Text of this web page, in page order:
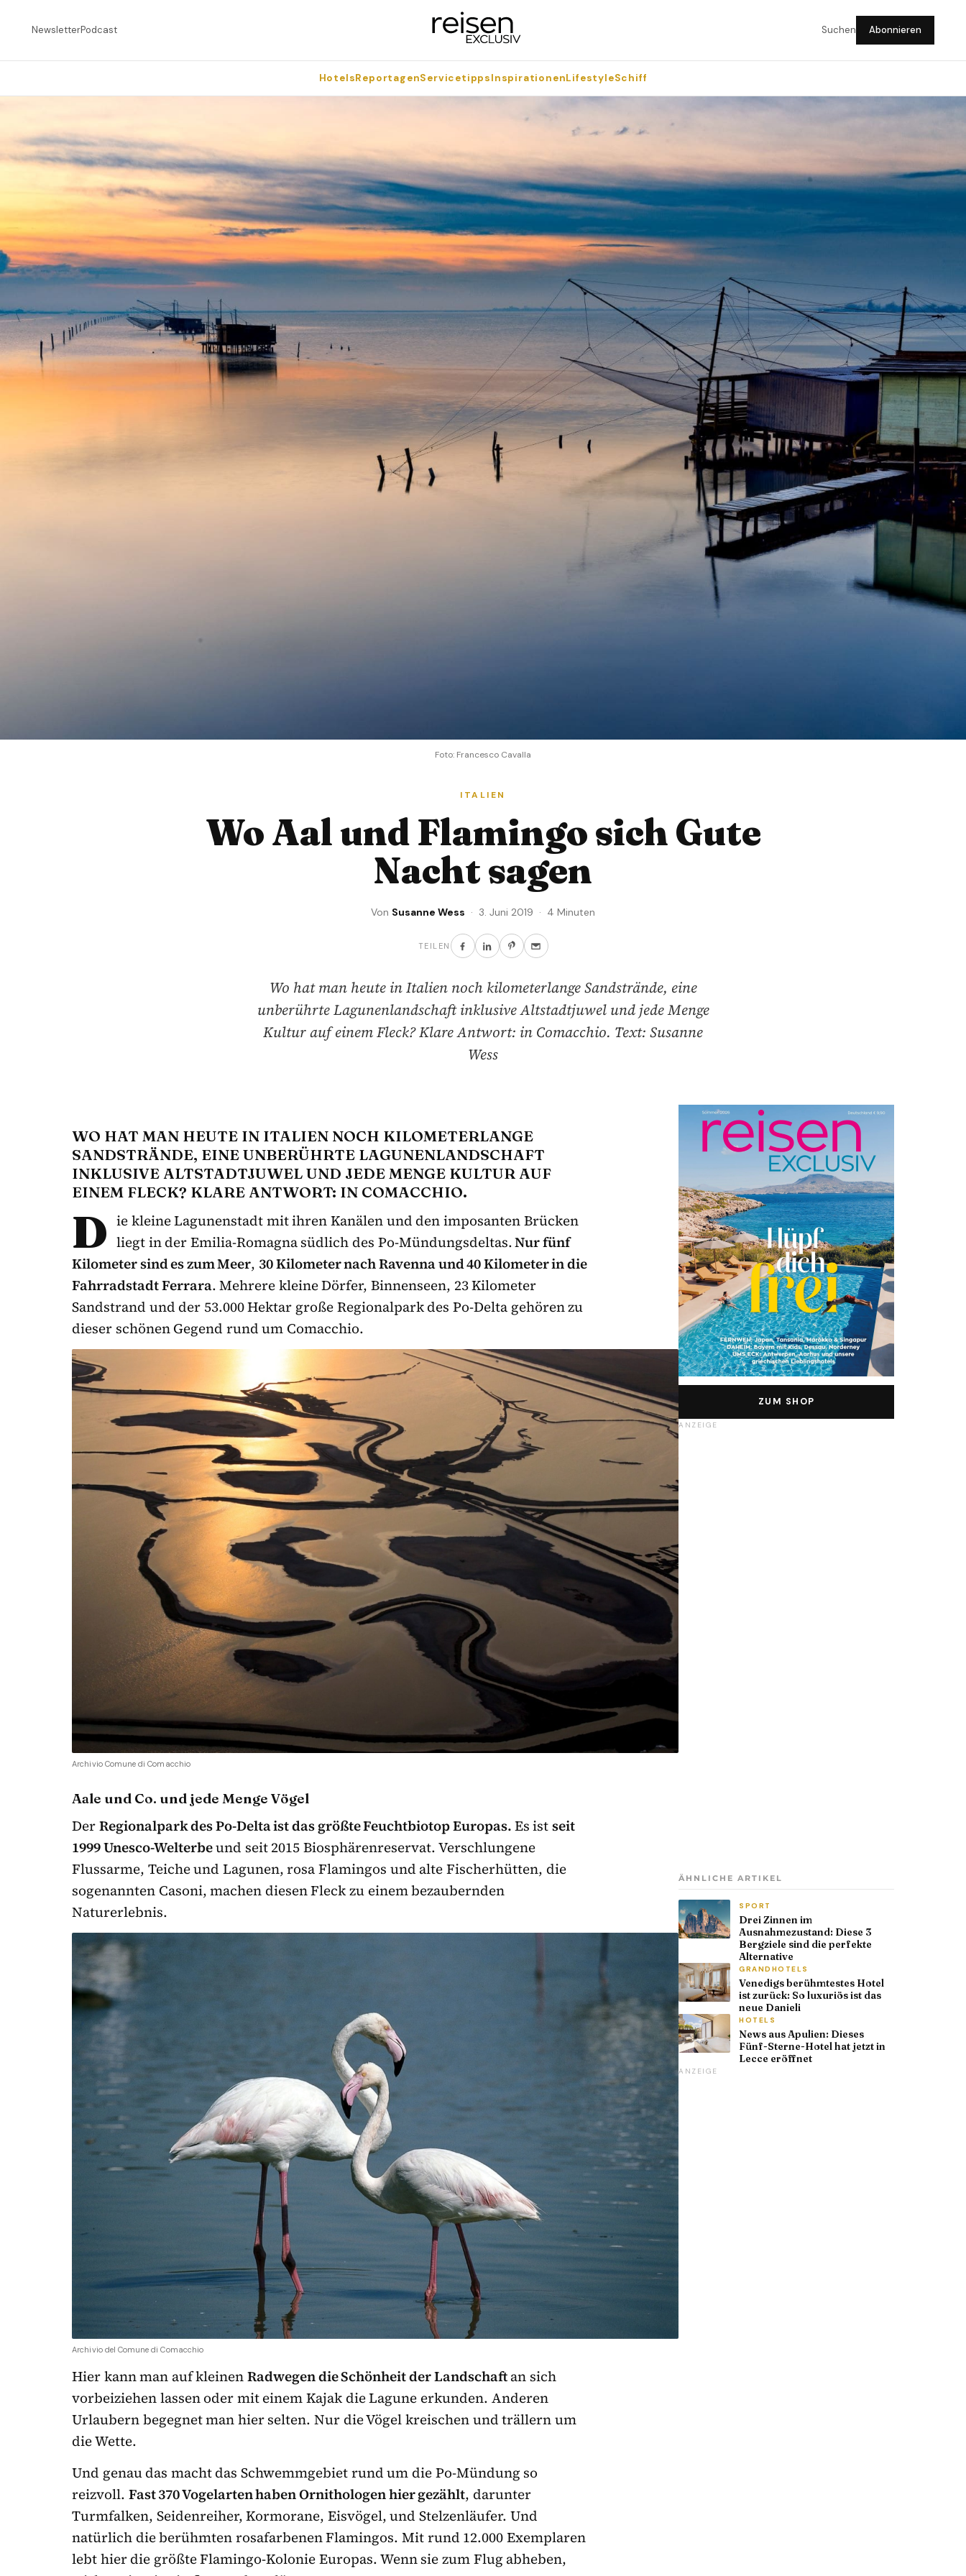
NewsletterPodcast Suchen Abonnieren
HotelsReportagenServicetippsInspirationenLifestyleSchiff
Foto: Francesco Cavalla
ITALIEN
Wo Aal und Flamingo sich Gute
Nacht sagen
Von Susanne Wess · 3. Juni 2019 · 4 Minuten
TEILEN
Wo hat man heute in Italien noch kilometerlange Sandstrände, eine
unberührte Lagunenlandschaft inklusive Altstadtjuwel und jede Menge
Kultur auf einem Fleck? Klare Antwort: in Comacchio. Text: Susanne
Wess
WO HAT MAN HEUTE IN ITALIEN NOCH KILOMETERLANGE
SANDSTRÄNDE, EINE UNBERÜHRTE LAGUNENLANDSCHAFT
INKLUSIVE ALTSTADTJUWEL UND JEDE MENGE KULTUR AUF
EINEM FLECK? KLARE ANTWORT: IN COMACCHIO.
D ie kleine Lagunenstadt mit ihren Kanälen und den imposanten Brücken
liegt in der Emilia-Romagna südlich des Po-Mündungsdeltas.Nur fünf
Kilometer sind es zum Meer, 30 Kilometer nach Ravenna und 40 Kilometer in die
Fahrradstadt Ferrara. Mehrere kleine Dörfer, Binnenseen, 23 Kilometer
Sandstrand und der 53.000 Hektar große Regionalpark des Po-Delta gehören zu
dieser schönen Gegend rund um Comacchio.
Archivio Comune di Comacchio
Aale und Co. und jede Menge Vögel
DerRegionalpark des Po-Delta ist das größte Feuchtbiotop Europas.Es istseit
1999 Unesco-Welterbeund seit 2015 Biosphärenreservat. Verschlungene
Flussarme, Teiche und Lagunen, rosa Flamingos und alte Fischerhütten, die
sogenannten Casoni, machen diesen Fleck zu einem bezaubernden
Naturerlebnis.
Archivio del Comune di Comacchio
Hier kann man auf kleinenRadwegen die Schönheit der Landschaftan sich
vorbeiziehen lassen oder mit einem Kajak die Lagune erkunden. Anderen
Urlaubern begegnet man hier selten. Nur die Vögel kreischen und trällern um
die Wette.
Und genau das macht das Schwemmgebiet rund um die Po-Mündung so
reizvoll. Fast 370 Vogelarten haben Ornithologen hier gezählt, darunter
Turmfalken, Seidenreiher, Kormorane, Eisvögel, und Stelzenläufer. Und
natürlich die berühmten rosafarbenen Flamingos. Mit rund 12.000 Exemplaren
lebt hier die größte Flamingo-Kolonie Europas. Wenn sie zum Flug abheben,
ZUM SHOP
ANZEIGE
ÄHNLICHE ARTIKEL
SPORT
Drei Zinnen im
Ausnahmezustand: Diese 3
Bergziele sind die perfekte
Alternative
GRANDHOTELS
Venedigs berühmtestes Hotel
ist zurück: So luxuriös ist das
neue Danieli
HOTELS
News aus Apulien: Dieses
Fünf-Sterne-Hotel hat jetzt in
Lecce eröffnet
ANZEIGE